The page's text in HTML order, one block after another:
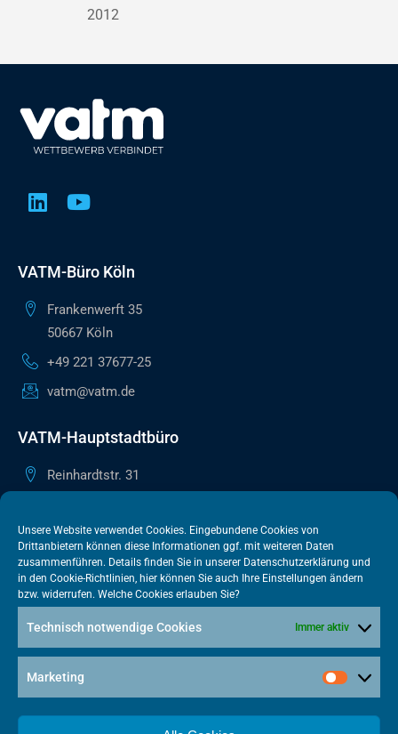
Unsere Website verwendet Cookies. Eingebundene Cookies von
Drittanbietern können diese Informationen ggf. mit weiteren Daten
zusammenführen. Details finden Sie in unserer Datenschutzerklärung und
in den Cookie-Richtlinien, hier können Sie auch Ihre Einstellungen ändern
bzw. widerrufen. Welche Cookies erlauben Sie?
Technisch notwendige Cookies Immer aktiv
Marketing
2012
VATM-Büro Köln
Frankenwerft 35
50667 Köln
+49 221 37677-25
vatm@vatm.de
VATM-Hauptstadtbüro
Reinhardtstr. 31
+49 30 505615-38
berlin@vatm.de
VATM-Büro Brüssel